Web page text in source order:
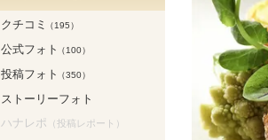
クチコミ （195）
公式フォト （100）
投稿フォト （350）
ストーリーフォト
ハナレポ （投稿レポート）